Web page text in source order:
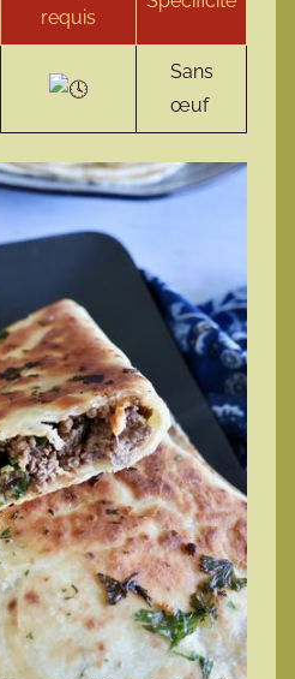
requis
Sans
œuf